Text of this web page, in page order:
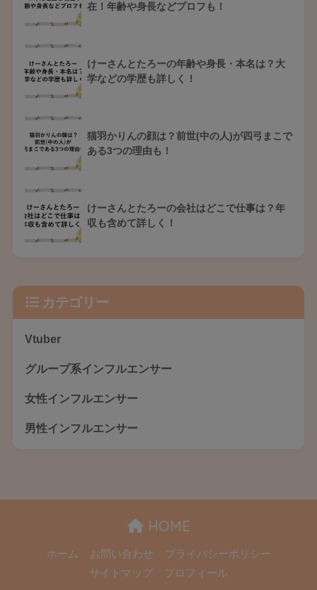
在！年齢や身長などプロフも！
けーさんとたろーの年齢や身長・本名は？大
学などの学歴も詳しく！
猫羽かりんの顔は？前世(中の人)が四弓まこで
ある3つの理由も！
けーさんとたろーの会社はどこで仕事は？年
収も含めて詳しく！
カテゴリー
Vtuber
グループ系インフルエンサー
女性インフルエンサー
男性インフルエンサー
HOME
ホーム お問い合わせ
プライバシーポリシー
サイトマップ
プロフィール